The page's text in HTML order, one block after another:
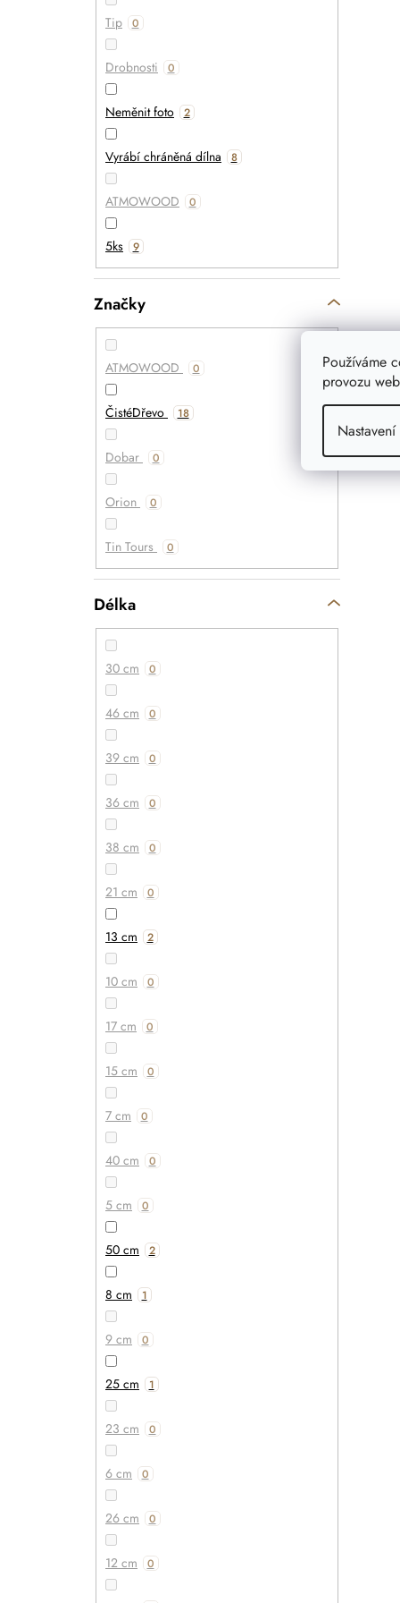
Používáme
provozu
Nastavení
Tip 0
Drobnosti 0
Neměnit foto 2
Vyrábí chráněná dílna 8
ATMOWOOD 0
5ks 9
Značky
ATMOWOOD 0
ČistéDřevo 18
Dobar 0
Orion 0
Tin Tours 0
Délka
30 cm 0
46 cm 0
39 cm 0
36 cm 0
38 cm 0
21 cm 0
13 cm 2
10 cm 0
17 cm 0
15 cm 0
7 cm 0
40 cm 0
5 cm 0
50 cm 2
8 cm 1
9 cm 0
25 cm 1
23 cm 0
6 cm 0
26 cm 0
12 cm 0